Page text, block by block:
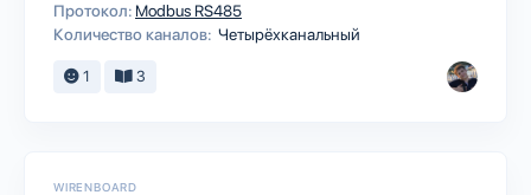
Протокол: Modbus RS485
Количество каналов: Четырёхканальный
1 3
WIRENBOARD